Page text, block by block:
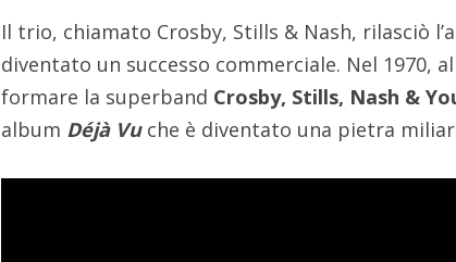
Il trio, chiamato Crosby, Stills & Nash, rilasciò
diventato un successo commerciale. Nel 1970,
formare la superband Crosby, Stills, Nash &
album Déjà Vuche è diventato una pietra